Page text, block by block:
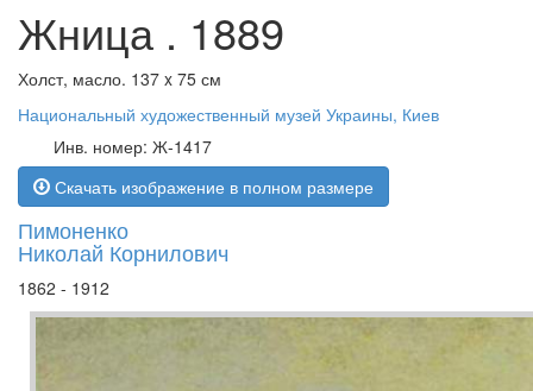
Жница . 1889
Холст, масло. 137 x 75 см
Национальный художественный музей Украины, Киев
Инв. номер: Ж-1417
Скачать изображение в полном размере
Пимоненко
Николай Корнилович
1862 - 1912